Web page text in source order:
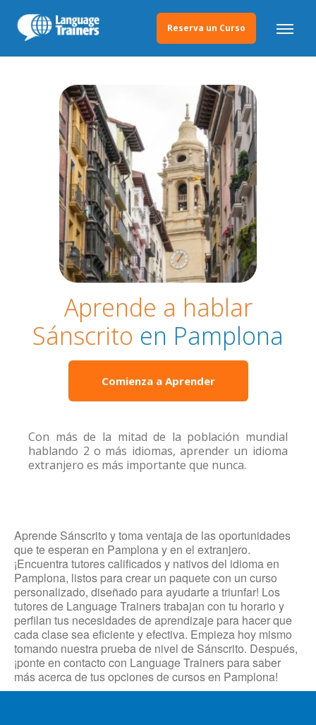
Reserva un Curso
Aprende a hablar
Sánscrito en Pamplona
Comienza a Aprender
Con más de la mitad de la población mundial
hablando 2 o más idiomas, aprender un idioma
extranjero es más importante que nunca.
Aprende Sánscrito y toma ventaja de las oportunidades
que te esperan en Pamplona y en el extranjero.
¡Encuentra tutores calificados y nativos del idioma en
Pamplona, listos para crear un paquete con un curso
personalizado, diseñado para ayudarte a triunfar! Los
tutores de Language Trainers trabajan con tu horario y
perfilan tus necesidades de aprendizaje para hacer que
cada clase sea eficiente y efectiva. Empieza hoy mismo
tomando nuestra prueba de nivel de Sánscrito. Después,
¡ponte en contacto con Language Trainers para saber
más acerca de tus opciones de cursos en Pamplona!